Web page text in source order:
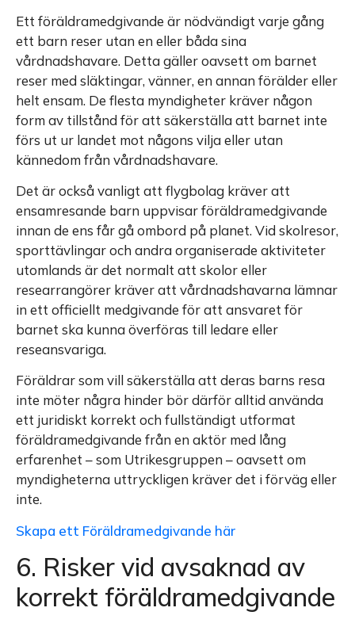
Ett föräldramedgivande är nödvändigt varje gång
ett barn reser utan en eller båda sina
vårdnadshavare. Detta gäller oavsett om barnet
reser med släktingar, vänner, en annan förälder eller
helt ensam. De flesta myndigheter kräver någon
form av tillstånd för att säkerställa att barnet inte
förs ut ur landet mot någons vilja eller utan
kännedom från vårdnadshavare.
Det är också vanligt att flygbolag kräver att
ensamresande barn uppvisar föräldramedgivande
innan de ens får gå ombord på planet. Vid skolresor,
sporttävlingar och andra organiserade aktiviteter
utomlands är det normalt att skolor eller
researrangörer kräver att vårdnadshavarna lämnar
in ett officiellt medgivande för att ansvaret för
barnet ska kunna överföras till ledare eller
reseansvariga.
Föräldrar som vill säkerställa att deras barns resa
inte möter några hinder bör därför alltid använda
ett juridiskt korrekt och fullständigt utformat
föräldramedgivande från en aktör med lång
erfarenhet – som Utrikesgruppen – oavsett om
myndigheterna uttryckligen kräver det i förväg eller
inte.
Skapa ett Föräldramedgivande här
6. Risker vid avsaknad av
korrekt föräldramedgivande